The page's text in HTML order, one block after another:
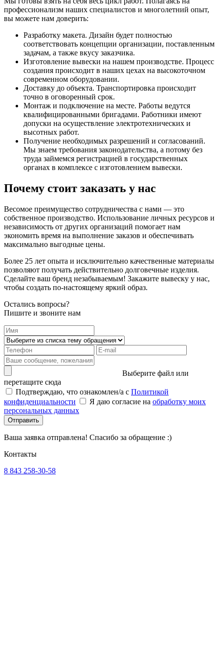
профессионализм наших специалистов и многолетний опыт,
вы можете нам доверить:
Разработку макета. Дизайн будет полностью
соответствовать концепции организации, поставленным
задачам, а также вкусу заказчика.
Изготовление вывески на нашем производстве. Процесс
создания происходит в наших цехах на высокоточном
современном оборудовании.
Доставку до объекта. Транспортировка происходит
точно в оговоренный срок.
Монтаж и подключение на месте. Работы ведутся
квалифицированными бригадами. Работники имеют
допуски на осуществление электротехнических и
высотных работ.
Получение необходимых разрешений и согласований.
Мы знаем требования законодательства, а потому без
труда займемся регистрацией в государственных
органах в комплексе с изготовлением вывески.
Почему стоит заказать у нас
Весомое преимущество сотрудничества с нами — это
собственное производство. Использование личных ресурсов и
независимость от других организаций помогает нам
экономить время на выполнение заказов и обеспечивать
максимально выгодные цены.
Более 25 лет опыта и исключительно качественные материалы
позволяют получать действительно долговечные изделия.
Сделайте ваш бренд незабываемым! Закажите вывеску у нас,
чтобы создать по-настоящему яркий образ.
Остались вопросы?
Пишите и звоните нам
Выберите файл или
перетащите сюда
Подтверждаю, что ознакомлен/а с Политикой
конфиденциальности
Я даю согласие на обработку моих
персональных данных
Отправить
Ваша заявка отправлена! Спасибо за обращение :)
Контакты
8 843 258-30-58